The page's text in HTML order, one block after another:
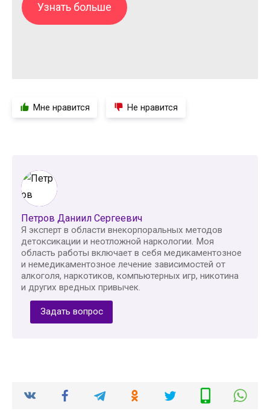
Узнать больше
Мне нравится Не нравится
Петров Даниил Сергеевич
Я эксперт в области внекорпоральных методов
детоксикации и неотложной наркологии. Моя
область работы включает в себя медикаментозное
и немедикаментозное лечение зависимостей от
алкоголя, наркотиков, компьютерных игр, никотина
и других вредных привычек.
Задать вопрос